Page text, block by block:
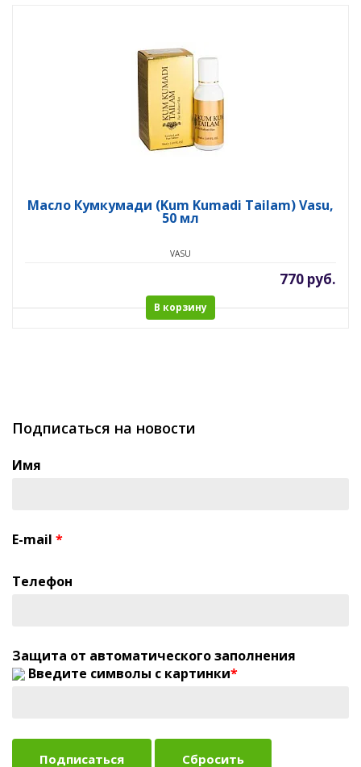
Масло Кумкумади (Kum Kumadi Tailam) Vasu,
50 мл
VASU
770 руб.
В корзину
Подписаться на новости
Имя
E-mail *
Телефон
Защита от автоматического заполнения
Введите символы с картинки*